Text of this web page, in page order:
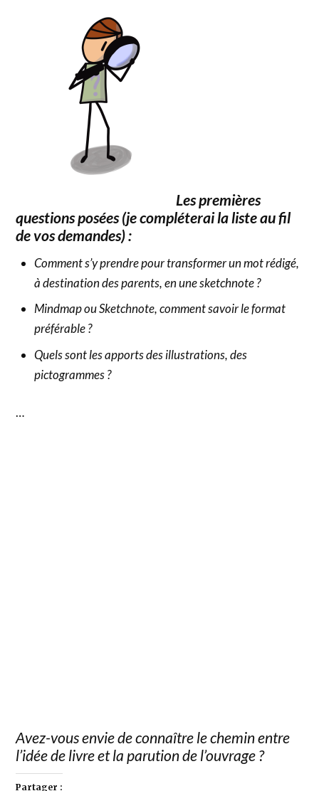
Les premières
questions posées (je compléterai la liste au fil
de vos demandes) :
Comment s’y prendre pour transformer un mot rédigé,
à destination des parents, en une sketchnote ?
Mindmap ou Sketchnote, comment savoir le format
préférable ?
Quels sont les apports des illustrations, des
pictogrammes ?
…
Avez-vous envie de connaître le chemin entre
l’idée de livre et la parution de l’ouvrage ?
Partager :